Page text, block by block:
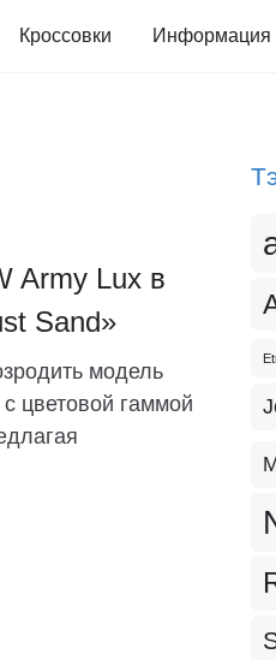
Кроссовки Информация
Army Lux в
Sand»
модель
цветовой гаммой